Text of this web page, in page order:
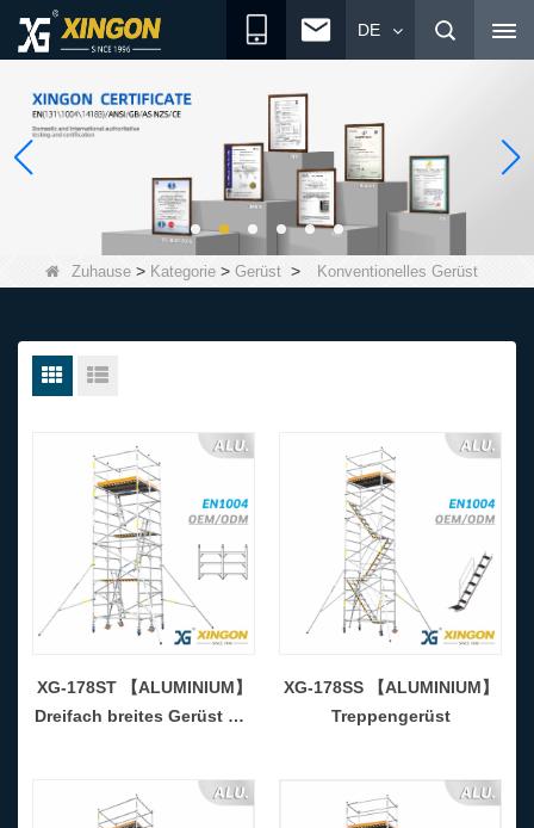
DE
Zuhause> Kategorie> Gerüst> Konventionelles Gerüst
XG-178ST 【ALUMINIUM】
Dreifach breites Gerüst mit
XG-178SS 【ALUMINIUM】
Treppengerüst